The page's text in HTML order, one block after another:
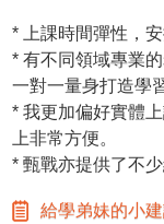
* 上課時間彈性，
* 有不同領域專業
一對一量身打造學
* 我更加偏好實體
上非常方便。
* 甄戰亦提供了不
給學弟妹的小